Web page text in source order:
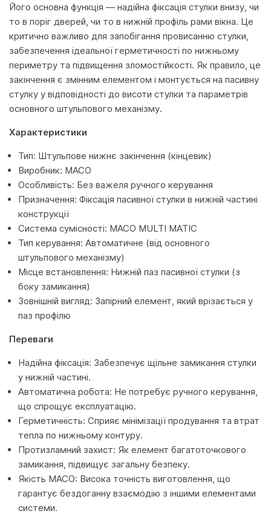
Його основна функція — надійна фіксація стулки внизу, чи
то в поріг дверей, чи то в нижній профіль рами вікна. Це
критично важливо для запобігання провисанню стулки,
забезпечення ідеальної герметичності по нижньому
периметру та підвищення зломостійкості. Як правило, це
закінчення є змінним елементом і монтується на пасивну
стулку у відповідності до висоти стулки та параметрів
основного штульпового механізму.
Характеристики
Тип: Штульпове нижнє закінчення (кінцевик)
Виробник: MACO
Особливість: Без важеля ручного керування
Призначення: Фіксація пасивної стулки в нижній частині
конструкції
Система сумісності: MACO MULTI MATIC
Тип керування: Автоматичне (від основного
штульпового механізму)
Місце встановлення: Нижній паз пасивної стулки (з
боку замикання)
Зовнішній вигляд: Запірний елемент, який врізається у
паз профілю
Переваги
Надійна фіксація: Забезпечує щільне замикання стулки
у нижній частині.
Автоматична робота: Не потребує ручного керування,
що спрощує експлуатацію.
Герметичність: Сприяє мінімізації продування та втрат
тепла по нижньому контуру.
Протизламний захист: Як елемент багатоточкового
замикання, підвищує загальну безпеку.
Якість MACO: Висока точність виготовлення, що
гарантує бездоганну взаємодію з іншими елементами
системи.